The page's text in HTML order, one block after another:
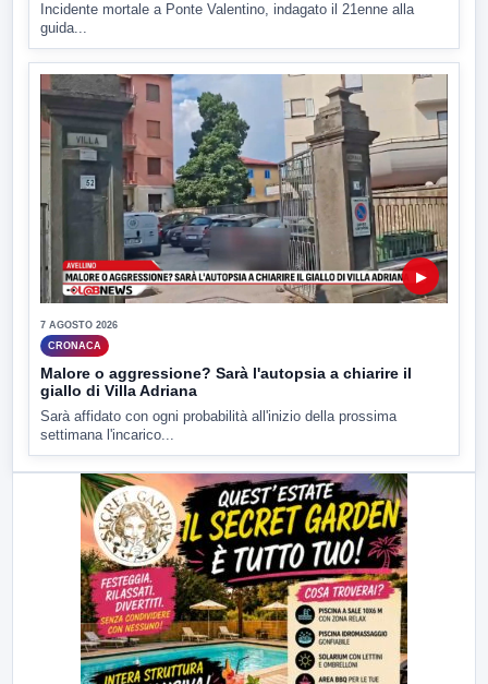
Incidente mortale a Ponte Valentino, indagato il 21enne alla
guida...
▶
7 AGOSTO 2026
CRONACA
Malore o aggressione? Sarà l'autopsia a chiarire il
giallo di Villa Adriana
Sarà affidato con ogni probabilità all'inizio della prossima
settimana l'incarico...